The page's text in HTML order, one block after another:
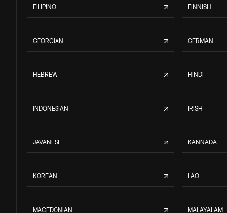
FILIPINO FINNISH
GEORGIAN GERMAN
HEBREW HINDI
INDONESIAN IRISH
JAVANESE KANNADA
KOREAN LAO
MACEDONIAN MALAYALAM